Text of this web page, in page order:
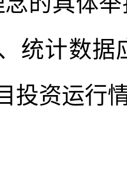
统计数
投资运行